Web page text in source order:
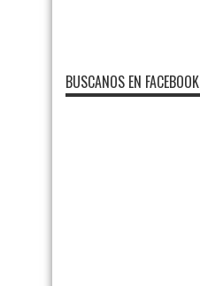
BUSCANOS EN FACEBOOK